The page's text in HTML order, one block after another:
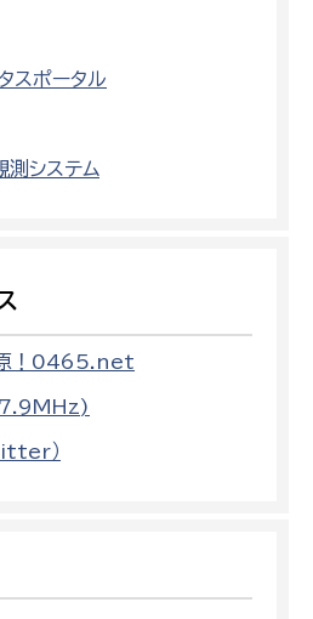
スポータル
測システム
原！0465.net
）